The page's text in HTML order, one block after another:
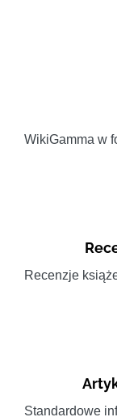
WikiGamma w
Recenzje
Standardowe